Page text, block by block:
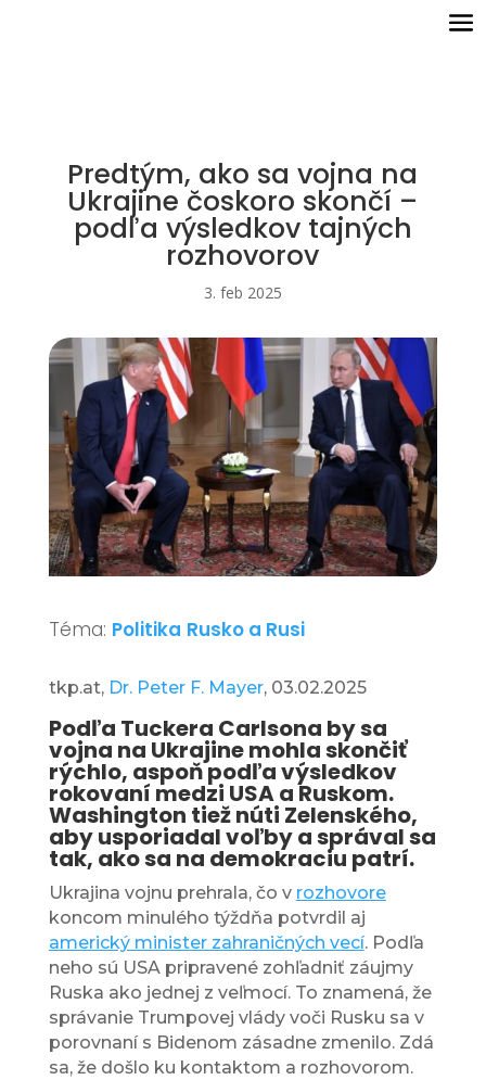
Predtým, ako sa vojna na
Ukrajine čoskoro skončí –
podľa výsledkov tajných
rozhovorov
3. feb 2025
Téma: Politika Rusko a Rusi
tkp.at, Dr. Peter F. Mayer, 03.02.2025
Podľa Tuckera Carlsona by sa
vojna na Ukrajine mohla skončiť
rýchlo, aspoň podľa výsledkov
rokovaní medzi USA a Ruskom.
Washington tiež núti Zelenského,
aby usporiadal voľby a správal sa
tak, ako sa na demokraciu patrí.
Ukrajina vojnu prehrala, čo v rozhovore
koncom minulého týždňa potvrdil aj
americký minister zahraničných vecí. Podľa
neho sú USA pripravené zohľadniť záujmy
Ruska ako jednej z veľmocí. To znamená, že
správanie Trumpovej vlády voči Rusku sa v
porovnaní s Bidenom zásadne zmenilo. Zdá
sa, že došlo ku kontaktom a rozhovorom.